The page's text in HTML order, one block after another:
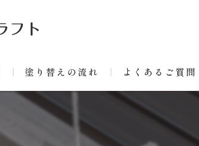
塗り替えの流れ よくあるご質問